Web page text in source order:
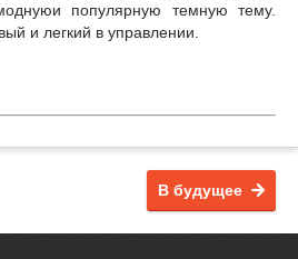
популярную темную тему.
и легкий в управлении.
В будущее